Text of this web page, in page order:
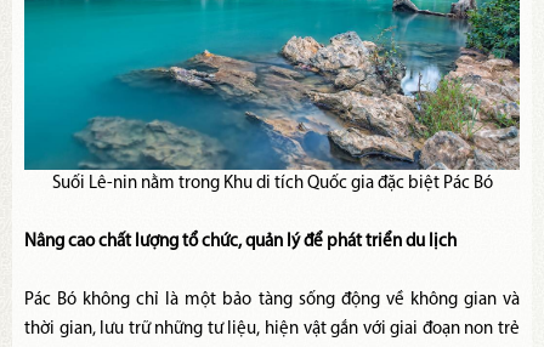
Suối Lê-nin nằm trong Khu di tích Quốc gia đặc biệt Pác Bó
Nâng cao chất lượng tổ chức, quản lý để phát triển du lịch
Pác Bó không chỉ là một bảo tàng sống động về không gian và
thời gian, lưu trữ những tư liệu, hiện vật gắn với giai đoạn non trẻ